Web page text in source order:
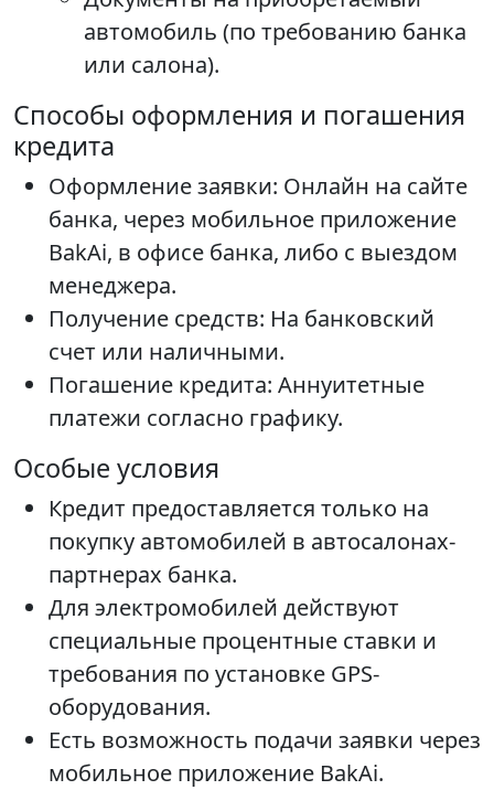
автомобиль (по требованию банка
или салона).
Способы оформления и погашения
кредита
Оформление заявки: Онлайн на сайте
банка, через мобильное приложение
BakAi, в офисе банка, либо с выездом
менеджера.
Получение средств: На банковский
счет или наличными.
Погашение кредита: Аннуитетные
платежи согласно графику.
Особые условия
Кредит предоставляется только на
покупку автомобилей в автосалонах-
партнерах банка.
Для электромобилей действуют
специальные процентные ставки и
требования по установке GPS-
оборудования.
Есть возможность подачи заявки через
мобильное приложение BakAi.